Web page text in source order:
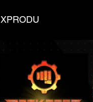
XPRODU